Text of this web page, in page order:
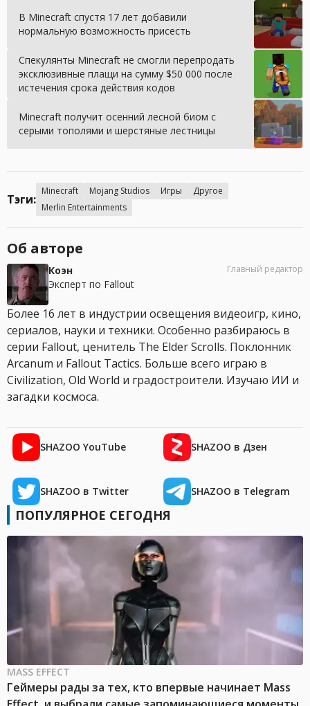
В Minecraft спустя 17 лет добавили
нормальную возможность присесть
Спекулянты Minecraft не смогли перепродать
эксклюзивные плащи на сумму $50 000 после
истечения срока действия кодов
Minecraft получит осенний лесной биом с
серыми тополями и шерстяные лестницы
Тэги:
Minecraft Mojang Studios Игры
Другое
Merlin Entertainments
Об авторе
Коэн
Эксперт по Fallout
Главный редактор
Более 16 лет в индустрии освещения видеоигр, кино,
сериалов, науки и техники. Особенно разбираюсь в
серии Fallout, ценитель The Elder Scrolls. Поклонник
Arcanum и Fallout Tactics. Больше всего играю в
Civilization, Old World и градостроители. Изучаю ИИ и
загадки космоса.
SHAZOO YouTube SHAZOO в Дзен
SHAZOO в Twitter SHAZOO в Telegram
ПОПУЛЯРНОЕ СЕГОДНЯ
MASS EFFECT
Геймеры рады за тех, кто впервые начинает Mass